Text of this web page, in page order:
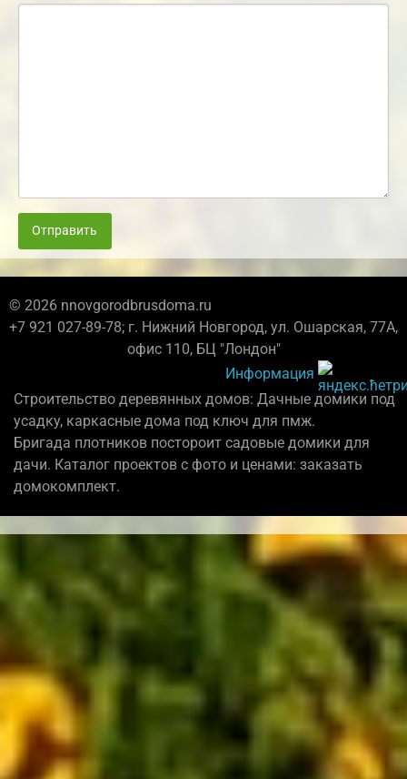
Отправить
© 2026 nnovgorodbrusdoma.ru
+7 921 027-89-78; г. Нижний Новгород, ул. Ошарская, 77А,
офис 110, БЦ "Лондон"
Информация
Строительство деревянных домов: Дачные домики под
усадку, каркасные дома под ключ для пмж.
Бригада плотников постороит садовые домики для
дачи. Каталог проектов с фото и ценами: заказать
домокомплект.